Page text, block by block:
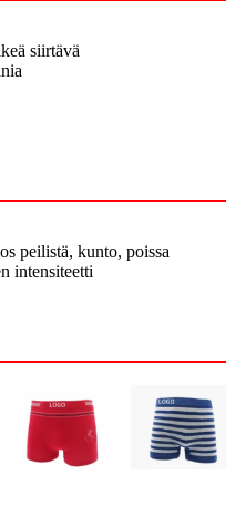
siirtävä
peilistä, kunto, poissa
intensiteetti